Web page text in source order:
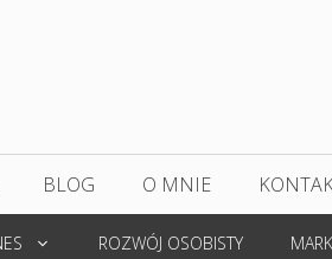
BLOG O MNIE
ROZWÓJ OSOBISTY